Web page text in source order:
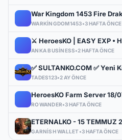
WARKINGDOM1453•3 HAFTA ÖNCE
ANKA BUSINESS•2 HAFTA ÖNCE
TADES123•2 AY ÖNCE
ROWANDER•3 HAFTA ÖNCE
GARNISH WALLET•3 HAFTA ÖNCE